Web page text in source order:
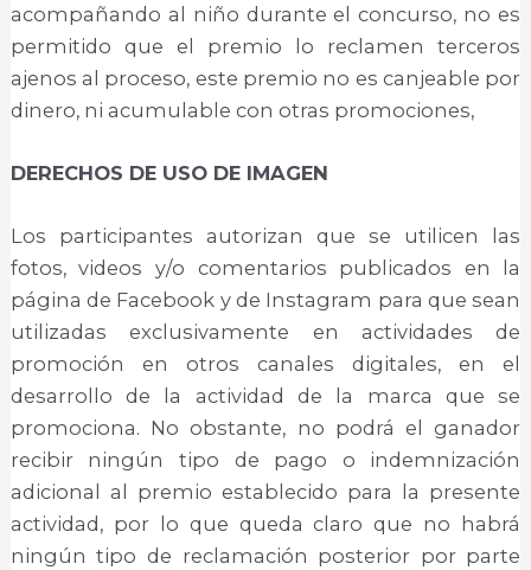
acompañando al niño durante el concurso, no es
permitido que el premio lo reclamen terceros
ajenos al proceso, este premio no es canjeable por
dinero, ni acumulable con otras promociones,
DERECHOS DE USO DE IMAGEN
Los participantes autorizan que se utilicen las
fotos, videos y/o comentarios publicados en la
página de Facebook y de Instagram para que sean
utilizadas exclusivamente en actividades de
promoción en otros canales digitales, en el
desarrollo de la actividad de la marca que se
promociona. No obstante, no podrá el ganador
recibir ningún tipo de pago o indemnización
adicional al premio establecido para la presente
actividad, por lo que queda claro que no habrá
ningún tipo de reclamación posterior por parte